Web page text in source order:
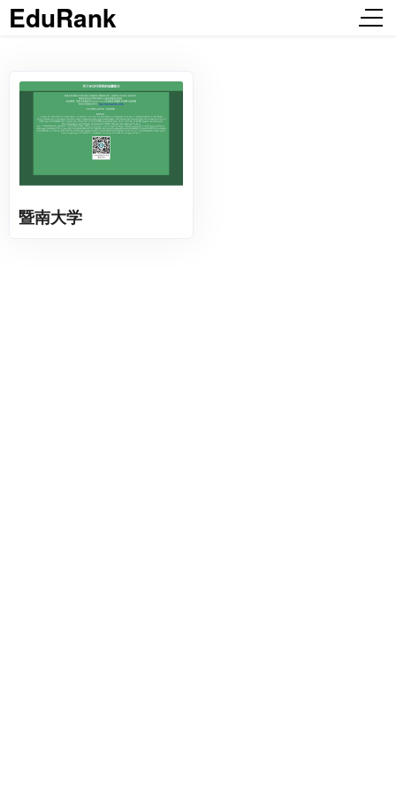
EduRank
暨南大学